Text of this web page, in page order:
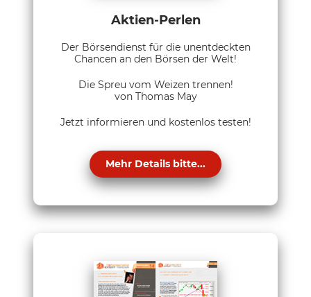
Aktien-Perlen
Der Börsendienst für die unentdeckten
Chancen an den Börsen der Welt!
Die Spreu vom Weizen trennen!
von Thomas May
Jetzt informieren und kostenlos testen!
Mehr Details bitte...